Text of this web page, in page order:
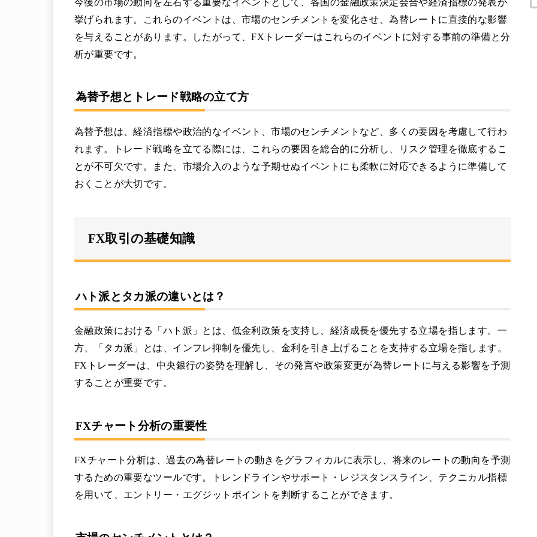
挙げられます。これらのイベントは、市場のセンチメントを変化させ、為替レートに直接的な影響
を与えることがあります。したがって、FXトレーダーはこれらのイベントに対する事前の準備と分
析が重要です。
為替予想とトレード戦略の立て方
為替予想は、経済指標や政治的なイベント、市場のセンチメントなど、多くの要因を考慮して行わ
れます。トレード戦略を立てる際には、これらの要因を総合的に分析し、リスク管理を徹底するこ
とが不可欠です。また、市場介入のような予期せぬイベントにも柔軟に対応できるように準備して
おくことが大切です。
FX取引の基礎知識
ハト派とタカ派の違いとは？
金融政策における「ハト派」とは、低金利政策を支持し、経済成長を優先する立場を指します。一
方、「タカ派」とは、インフレ抑制を優先し、金利を引き上げることを支持する立場を指します。
FXトレーダーは、中央銀行の姿勢を理解し、その発言や政策変更が為替レートに与える影響を予測
することが重要です。
FXチャート分析の重要性
FXチャート分析は、過去の為替レートの動きをグラフィカルに表示し、将来のレートの動向を予測
するための重要なツールです。トレンドラインやサポート・レジスタンスライン、テクニカル指標
を用いて、エントリー・エグジットポイントを判断することができます。